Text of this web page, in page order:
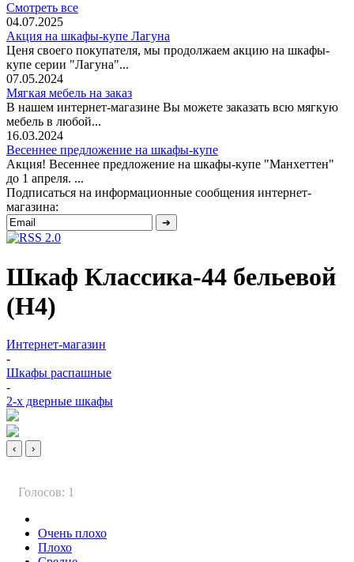
Смотреть все
04.07.2025
Акция на шкафы-купе Лагуна
Ценя своего покупателя, мы продолжаем акцию на шкафы-
купе серии "Лагуна"...
07.05.2024
Мягкая мебель на заказ
В нашем интернет-магазине Вы можете заказать всю мягкую
мебель в любой...
16.03.2024
Весеннее предложение на шкафы-купе
Акция! Весеннее предложение на шкафы-купе "Манхеттен"
до 1 апреля. ...
Подписаться на информационные сообщения интернет-
магазина:
Шкаф Классика-44 бельевой
(Н4)
Интернет-магазин
-
Шкафы распашные
-
2-х дверные шкафы
‹ ›
Голосов: 1
Очень плохо
Плохо